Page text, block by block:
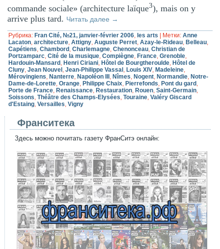
commande sociale» (architecture laïque3), mais on y
arrive plus tard. Читать далее →
Рубрика: Fran Cité, №21, janvier-février 2006, les arts Метки: Anne
Lacaton,architecture,Attigny,Auguste Perret,Azay-le-Rideau, Belleau,
Capétiens,Chambord ,Charlemagne,Chenonceau,Christian de
Portzamparc,Cité de la musique,Compiègne, France,Grenoble,
Hardouin-Mansard , Henri Ciriani, Hôtel de Bourgtheroulde, Hôtel de
Cluny,Jean Nouvel ,Jean-Philippe Vassal , Louis XIV, Madeleine,
Mérovingiens, Nanterre, Napoléon III , Nîmes, Nogent, Normandie, Notre-
Dame-de-Lorette,Orange, Philippe Chaix, Pierrefonds, Pont du gard ,
Porte de France, Renaissance, Restauration, Rouen,Saint-Germain,
Soissons,Théâtre des Champs-Elysées,Touraine,Valéry Giscard
d'Estaing,Versailles,Vigny
Франситека
Здесь можно почитать газету ФранСитэ онлайн: